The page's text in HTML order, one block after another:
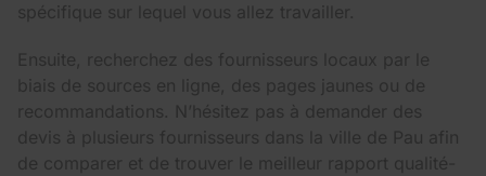
spécifique sur lequel vous allez travailler.
Ensuite, recherchez des fournisseurs locaux par le
biais de sources en ligne, des pages jaunes ou de
recommandations. N’hésitez pas à demander des
devis à plusieurs fournisseurs dans la ville de Pau afin
de comparer et de trouver le meilleur rapport qualité-